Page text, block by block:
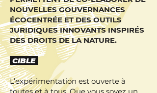
NOUVELLES GOUVERNANCES
ÉCOCENTRÉE ET DES OUTILS
JURIDIQUES INNOVANTS INSPIRÉS
DES DROITS DE LA NATURE.
CIBLE
L’expérimentation est ouverte à